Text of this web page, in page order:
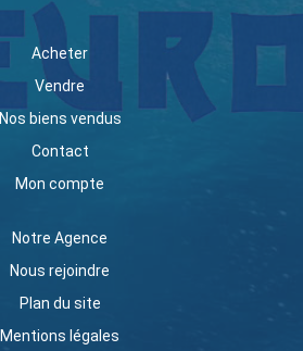
Acheter
Vendre
Nos biens vendus
Contact
Mon compte
Notre Agence
Nous rejoindre
Plan du site
Mentions légales